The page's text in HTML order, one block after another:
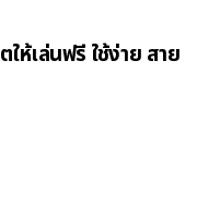
ห้เล่นฟรี ใช้ง่าย สาย